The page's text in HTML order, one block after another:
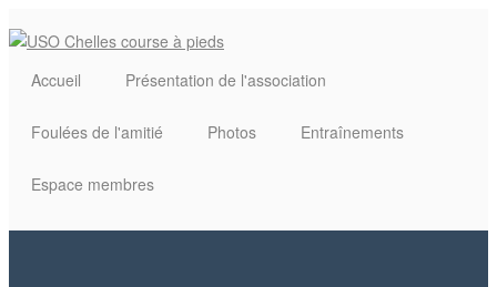
Accueil Présentation de l'association
Foulées de l'amitié Photos Entraînements
Espace membres